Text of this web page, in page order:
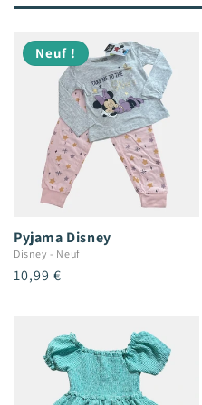
Neuf !
Pyjama Disney
Disney - Neuf
Prix
10,99 €